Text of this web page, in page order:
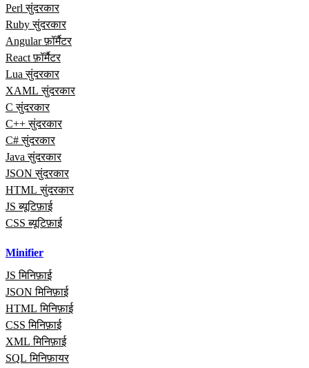
Perl सुंदरकार
Ruby सुंदरकार
Angular फ़ॉर्मैटर
React फ़ॉर्मैटर
Lua सुंदरकार
XAML सुंदरकार
C सुंदरकार
C++ सुंदरकार
C# सुंदरकार
Java सुंदरकार
JSON सुंदरकार
HTML सुंदरकार
JS ब्यूटिफ़ाई
CSS ब्यूटिफ़ाई
Minifier
JS मिनिफ़ाई
JSON मिनिफ़ाई
HTML मिनिफ़ाई
CSS मिनिफ़ाई
XML मिनिफ़ाई
SQL मिनिफ़ायर